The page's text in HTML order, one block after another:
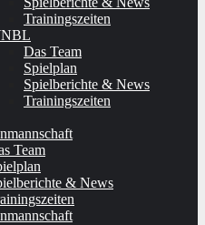
Trainingszeiten
Das Team
Spielplan
Spielberichte & News
Trainingszeiten
Team
& News